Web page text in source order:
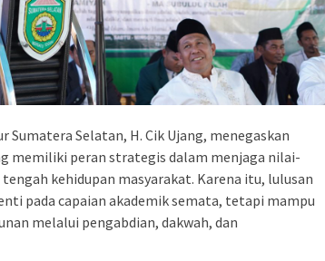
Sumatera Selatan, H. Cik Ujang, menegaskan
memiliki peran strategis dalam menjaga nilai-
kehidupan masyarakat. Karena itu, lulusan
pada capaian akademik semata, tetapi mampu
melalui pengabdian, dakwah, dan